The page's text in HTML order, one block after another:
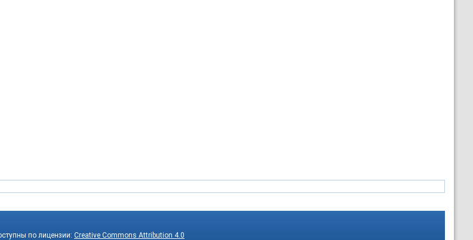
по лицензии: Creative Commons Attribution 4.0